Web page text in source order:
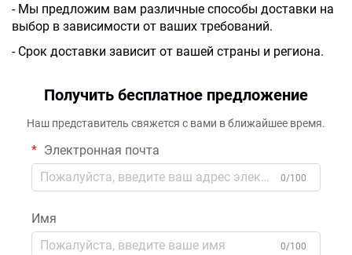
- Мы предложим вам различные способы доставки на
выбор в зависимости от ваших требований.
- Срок доставки зависит от вашей страны и региона.
Получить бесплатное предложение
Наш представитель свяжется с вами в ближайшее время.
Электронная почта
0/100
Имя
0/100